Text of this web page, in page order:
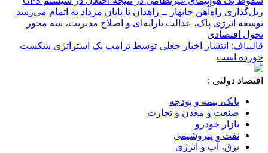
ریل‌گذاری راه‌آهن چابهار ــ زاهدان تا پایان مرداد به اتمام می‌رسد
توسعه انرژی پاک، عدالت یارانه‌ای و اصلاح مدیریت، سه محور
تحول اقتصادی
قالیباف: انتشار اخبار جعلی توسط ترامپ یک استراتژی شکست
خورده است
اقتصاد دولتی :
بانک، بیمه و بودجه
صنعت و معدن و تجارت
بازار خودرو
نفت و پتروشیمی
برق، آب و انرژی